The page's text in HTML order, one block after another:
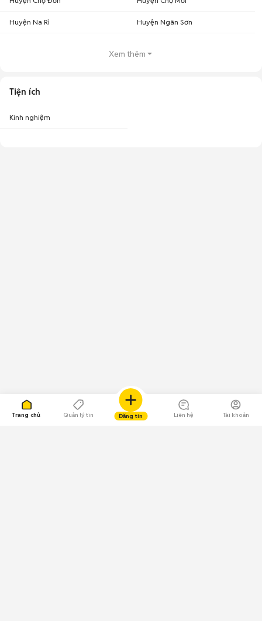
Trang chủ Quản lý tin Đăng tin Liên hệ Tài khoản
Huyện Na Rì Huyện Ngân Sơn
Xem thêm
Tiện ích
Kinh nghiệm